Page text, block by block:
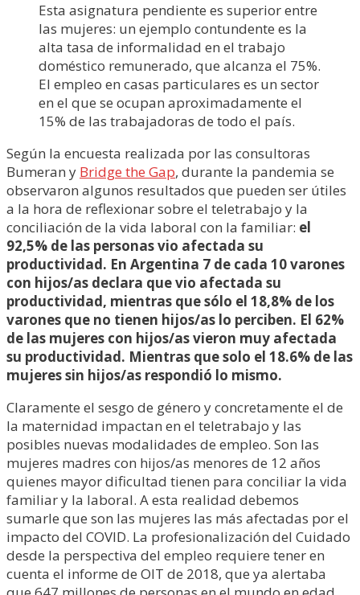
Esta asignatura pendiente es superior entre
las mujeres: un ejemplo contundente es la
alta tasa de informalidad en el trabajo
doméstico remunerado, que alcanza el 75%.
El empleo en casas particulares es un sector
en el que se ocupan aproximadamente el
15% de las trabajadoras de todo el país.
Según la encuesta realizada por las consultoras
Bumeran y Bridge the Gap, durante la pandemia se
observaron algunos resultados que pueden ser útiles
a la hora de reflexionar sobre el teletrabajo y la
conciliación de la vida laboral con la familiar: el
92,5% de las personas vio afectada su
productividad. En Argentina 7 de cada 10 varones
con hijos/as declara que vio afectada su
productividad, mientras que sólo el 18,8% de los
varones que no tienen hijos/as lo perciben. El 62%
de las mujeres con hijos/as vieron muy afectada
su productividad. Mientras que solo el 18.6% de las
mujeres sin hijos/as respondió lo mismo.
Claramente el sesgo de género y concretamente el de
la maternidad impactan en el teletrabajo y las
posibles nuevas modalidades de empleo. Son las
mujeres madres con hijos/as menores de 12 años
quienes mayor dificultad tienen para conciliar la vida
familiar y la laboral. A esta realidad debemos
sumarle que son las mujeres las más afectadas por el
impacto del COVID. La profesionalización del Cuidado
desde la perspectiva del empleo requiere tener en
cuenta el informe de OIT de 2018, que ya alertaba